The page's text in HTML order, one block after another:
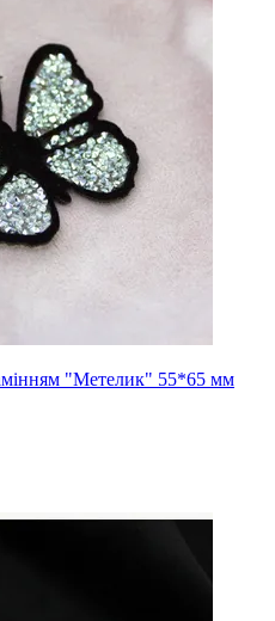
"Метелик" 55*65 мм